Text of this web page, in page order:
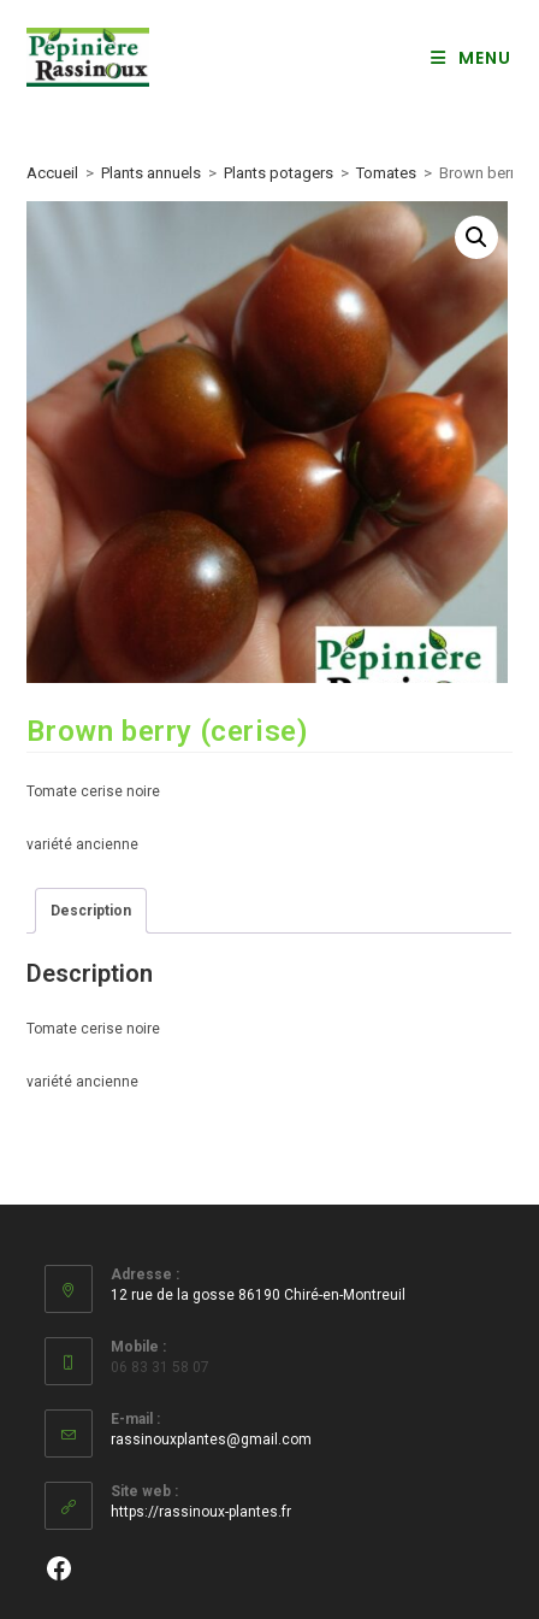
content
MENU
Accueil > Plants annuels > Plants potagers > Tomates > Brown berry
Brown berry (cerise)
Tomate cerise noire
variété ancienne
Description
Description
Tomate cerise noire
variété ancienne
Adresse :
12 rue de la gosse 86190 Chiré-en-Montreuil
Mobile :
06 83 31 58 07
E-mail :
rassinouxplantes@gmail.com
Site web :
https://rassinoux-plantes.fr
Facebook